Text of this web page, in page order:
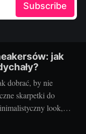
Subscribe
jak
dobrać, by nie
skarpetki do
look,